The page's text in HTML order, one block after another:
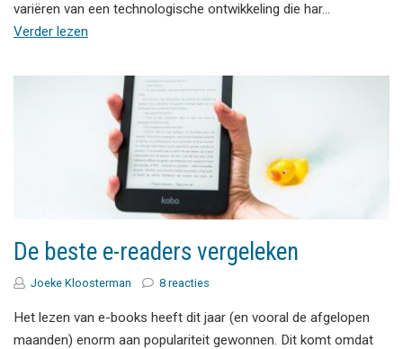
variëren van een technologische ontwikkeling die har…
Verder lezen
De beste e-readers vergeleken
Joeke Kloosterman 8 reacties
Het lezen van e-books heeft dit jaar (en vooral de afgelopen
maanden) enorm aan populariteit gewonnen. Dit komt omdat